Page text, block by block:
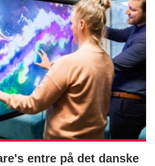
entre på det danske